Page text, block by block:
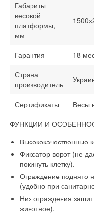
Габариты
весовой
платформы,
мм
Гарантия
18
Страна
производитель
Сертификаты
Весы
ФУНКЦИИ И
Высококачественные
Фиксатор ворот (не
покинуть клетку).
Ограждение поднято
(удобно при
Низ ограждения
животное).